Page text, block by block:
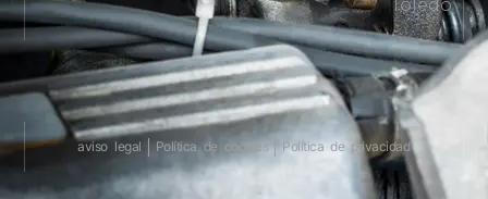
Toledo
aviso legal Política de cookies Política de privacidad